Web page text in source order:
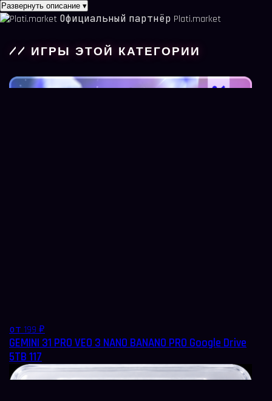
Развернуть описание ▾
Официальный партнёр Plati.market
// ИГРЫ ЭТОЙ КАТЕГОРИИ
от 199 ₽
GEMINI 31 PRO VEO 3 NANO BANANO PRO Google Drive
5TB 117